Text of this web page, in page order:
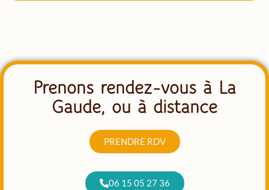
Prenons rendez-vous à La
Gaude, ou à distance
PRENDRE RDV
06 15 05 27 36